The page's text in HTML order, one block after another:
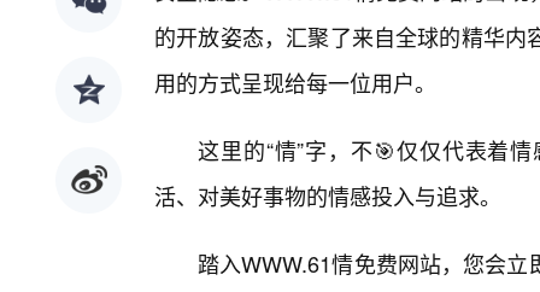
的开放姿态，汇聚了来自全球的精华
用的方式呈现给每一位用户。
这里的“情”字，不🎯仅仅代表着
活、对美好事物的情感投入与追求。
踏入WWW.61情免费网站，您会